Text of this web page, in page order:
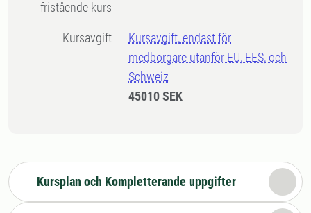
fristående kurs
Kursavgift
Kursavgift, endast för
medborgare utanför EU, EES, och
Schweiz
45010 SEK
Kursplan och Kompletterande uppgifter